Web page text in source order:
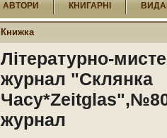
АВТОРИ КНИГАРНІ
Книжка
Літературно-
журнал "Склянка
журнал